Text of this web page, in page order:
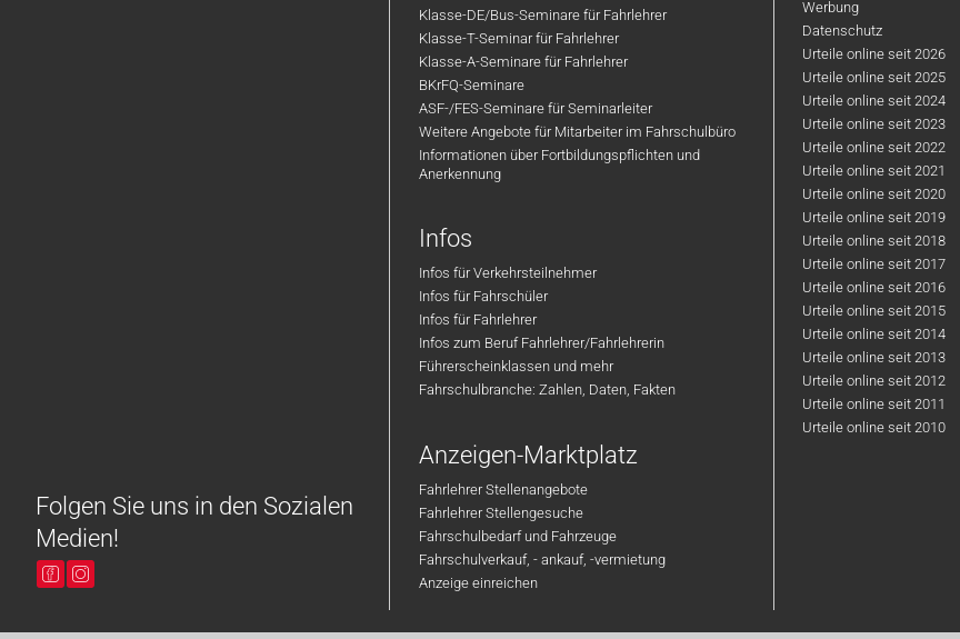
kennenzulernen!
und vieles mehr....
Abgeschlossene
Fahrlehrer (m/w/d) auch
egal welcher zusätzlichen
motivierte Arbeitsweise
Offen für Neuerungen und
Innovationen z. B.
Simulator Ausbildung,
Intensivkurse
Freude an der Arbeit im
Gerne können wir uns auch vorab
Diskretion ist für uns
selbstverständlich.
Folgen Sie uns in den Sozialen
Medien!
Klasse-DE/Bus-Seminare für Fahrlehrer
Klasse-T-Seminar für Fahrlehrer
Klasse-A-Seminare für Fahrlehrer
BKrFQ-Seminare
ASF-/FES-Seminare für Seminarleiter
Weitere Angebote für Mitarbeiter im Fahrschulbüro
Informationen über Fortbildungspflichten und
Anerkennung
Infos
Infos für Verkehrsteilnehmer
Infos für Fahrschüler
Infos für Fahrlehrer
Infos zum Beruf Fahrlehrer/Fahrlehrerin
Führerscheinklassen und mehr
Fahrschulbranche: Zahlen, Daten, Fakten
Anzeigen-Marktplatz
Fahrlehrer Stellenangebote
Fahrlehrer Stellengesuche
Fahrschulbedarf und Fahrzeuge
Fahrschulverkauf, - ankauf, -vermietung
Anzeige einreichen
Werbung
Datenschutz
Urteile online seit 2026
Urteile online seit 2025
Urteile online seit 2024
Urteile online seit 2023
Urteile online seit 2022
Urteile online seit 2021
Urteile online seit 2020
Urteile online seit 2019
Urteile online seit 2018
Urteile online seit 2017
Urteile online seit 2016
Urteile online seit 2015
Urteile online seit 2014
Urteile online seit 2013
Urteile online seit 2012
Urteile online seit 2011
Urteile online seit 2010